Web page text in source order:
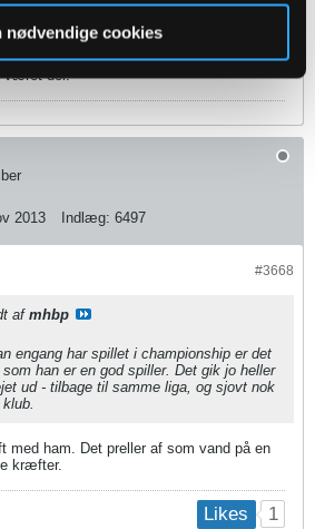
nødvendige cookies
på gang var ved at drible sig ihjel uden
årets bedste unge spiller i Millwall, så
været der.
2013 Indlæg: 6497
#3668
af mhbp
engang har spillet i championship er det
han er en god spiller. Det gik jo heller
ud - tilbage til samme liga, og sjovt nok
med ham. Det preller af som vand på en
kræfter.
Likes 1